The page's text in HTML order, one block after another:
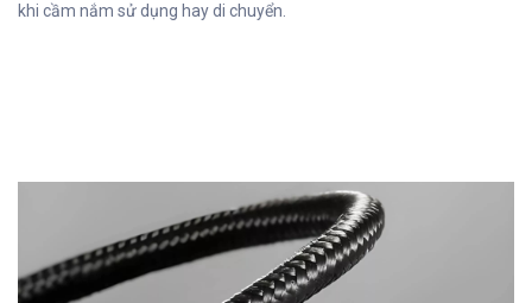
khi cầm nắm sử dụng hay di chuyển.